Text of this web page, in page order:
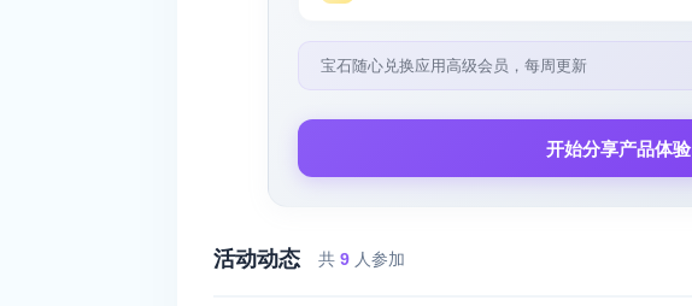
宝石随心兑换应用高级会员，每周更新
开始分享产品体验
活动动态 共 9 人参加